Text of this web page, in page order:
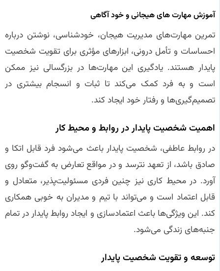
آموزش مهارت‌ های هیجانی و خود آگاهی
تمرین مهارت‌های مدیریت هیجان، خودشناسی، نوشتن درباره
احساسات و تأمل درونی، ابزارهای مؤثری برای تقویت شخصیت
پایدار هستند. یادگیری این مهارت‌ها در بزرگسالی نیز ممکن
است و به فرد کمک می‌کند تا ثبات و انسجام بیشتری در
تصمیم‌گیری‌ها و رفتار خود ایجاد کند.
اهمیت شخصیت پایدار در روابط و محیط کار
در روابط عاطفی، شخصیت پایدار باعث می‌شود فرد قابل اتکا و
صادق باشد، از تعهد نترسد و در مواقع تعارض به گفت‌وگو روی
آورد. در محیط کاری نیز چنین فردی مسئولیت‌پذیر، متعادل و
قابل اعتماد است و می‌تواند با تیم و مدیران به خوبی همکاری
کند. این ویژگی‌ها باعث اعتمادسازی و ایجاد روابط پایدار در تمام
جنبه‌های زندگی می‌شود.
توسعه و تقویت شخصیت پایدار